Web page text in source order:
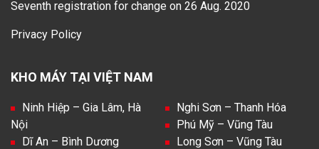
Seventh registration for change on 26 Aug. 2020
Privacy Policy
KHO MÁY TẠI VIỆT NAM
Ninh Hiệp – Gia Lâm, Hà
Nội
Dĩ An – Bình Dương
Nghi Sơn – Thanh Hóa
Phú Mỹ – Vũng Tàu
Long Sơn – Vũng Tàu